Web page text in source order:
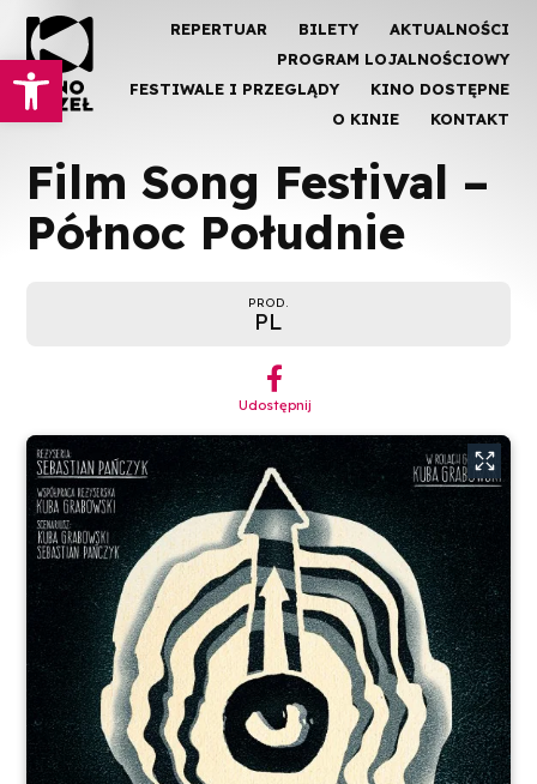
Otwórz pasek narzędzi
REPERTUAR BILETY
AKTUALNOŚCI
PROGRAM LOJALNOŚCIOWY
FESTIWALE I PRZEGLĄDY
KINO DOSTĘPNE
O KINIE
KONTAKT
Film Song Festival –
Północ Południe
PROD.
PL
︁
Udostępnij